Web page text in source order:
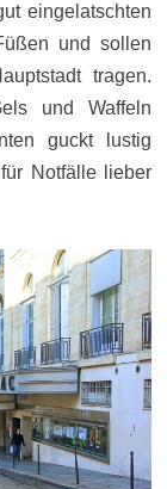
eingelatschten
und sollen
tragen.
und Waffeln
guckt lustig
Notfälle lieber